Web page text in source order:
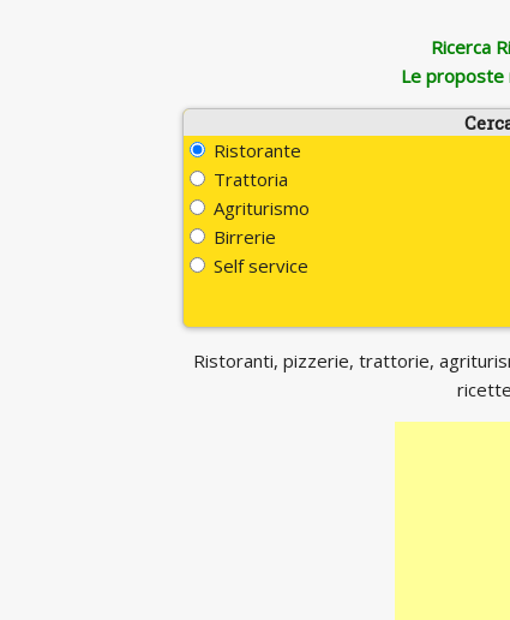
Ricerca
Le proposte
Ristorante
Trattoria
Agriturismo
Birrerie
Self service
Ristoranti, pizzerie, trattorie,